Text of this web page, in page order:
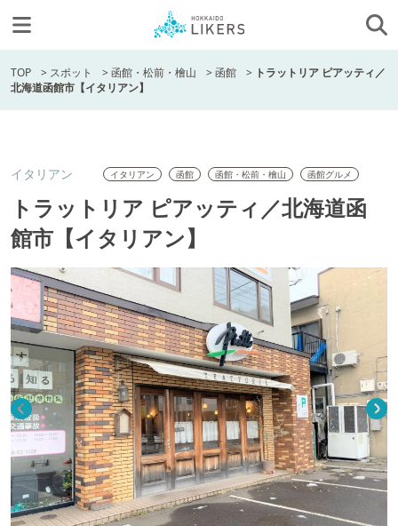
TOP > スポット >函館・松前・檜山 >函館 > トラットリア ピアッティ／
北海道函館市【イタリアン】
イタリアン イタリアン 函館 函館・松前・檜山 函館グルメ
トラットリア ピアッティ／北海道函
館市【イタリアン】